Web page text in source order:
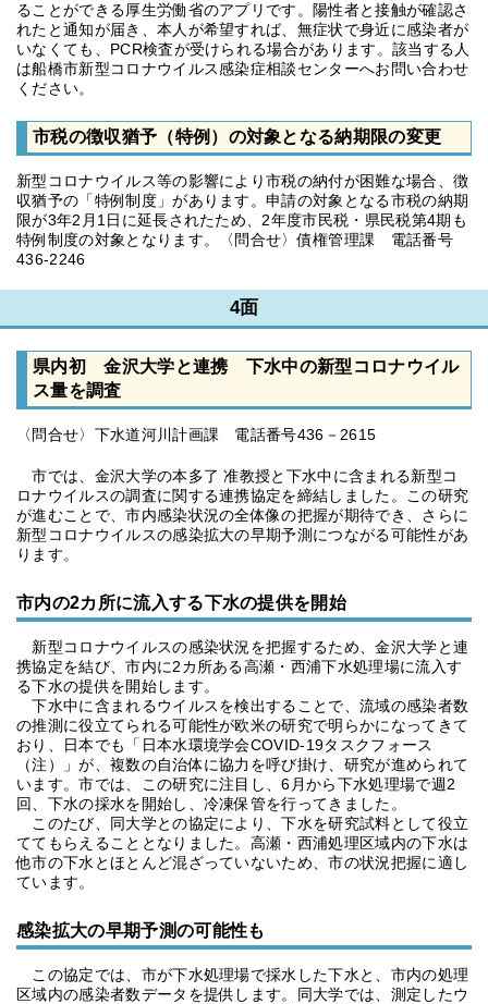
ることができる厚生労働省のアプリです。陽性者と接触が確認さ
れたと通知が届き、本人が希望すれば、無症状で身近に感染者が
いなくても、PCR検査が受けられる場合があります。該当する人
は船橋市新型コロナウイルス感染症相談センターへお問い合わせ
ください。
市税の徴収猶予（特例）の対象となる納期限の変更
新型コロナウイルス等の影響により市税の納付が困難な場合、徴
収猶予の「特例制度」があります。申請の対象となる市税の納期
限が3年2月1日に延長されたため、2年度市民税・県民税第4期も
特例制度の対象となります。〈問合せ〉債権管理課 電話番号
436-2246
4面
県内初 金沢大学と連携 下水中の新型コロナウイル
ス量を調査
〈問合せ〉下水道河川計画課 電話番号436－2615
市では、金沢大学の本多了 准教授と下水中に含まれる新型コ
ロナウイルスの調査に関する連携協定を締結しました。この研究
が進むことで、市内感染状況の全体像の把握が期待でき、さらに
新型コロナウイルスの感染拡大の早期予測につながる可能性があ
ります。
市内の2カ所に流入する下水の提供を開始
新型コロナウイルスの感染状況を把握するため、金沢大学と連
携協定を結び、市内に2カ所ある高瀬・西浦下水処理場に流入す
る下水の提供を開始します。
下水中に含まれるウイルスを検出することで、流域の感染者数
の推測に役立てられる可能性が欧米の研究で明らかになってきて
おり、日本でも「日本水環境学会COVID-19タスクフォース
（注）」が、複数の自治体に協力を呼び掛け、研究が進められて
います。市では、この研究に注目し、6月から下水処理場で週2
回、下水の採水を開始し、冷凍保管を行ってきました。
このたび、同大学との協定により、下水を研究試料として役立
ててもらえることとなりました。高瀬・西浦処理区域内の下水は
他市の下水とほとんど混ざっていないため、市の状況把握に適し
ています。
感染拡大の早期予測の可能性も
この協定では、市が下水処理場で採水した下水と、市内の処理
区域内の感染者数データを提供します。同大学では、測定したウ